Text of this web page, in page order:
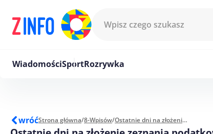
WiadomościSportRozrywka
wróćStrona główna/8-Wpisów/ Ostatnie dni na złożenie zeznania podatkowego za 2023r.